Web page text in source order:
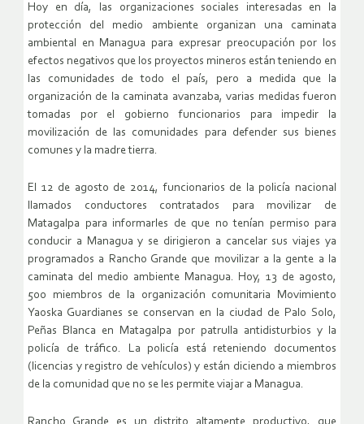
Hoy en día, las organizaciones sociales interesadas en la
protección del medio ambiente organizan una caminata
ambiental en Managua para expresar preocupación por los
efectos negativos que los proyectos mineros están teniendo en
las comunidades de todo el país, pero a medida que la
organización de la caminata avanzaba, varias medidas fueron
tomadas por el gobierno funcionarios para impedir la
movilización de las comunidades para defender sus bienes
comunes y la madre tierra.
El 12 de agosto de 2014, funcionarios de la policía nacional
llamados conductores contratados para movilizar de
Matagalpa para informarles de que no tenían permiso para
conducir a Managua y se dirigieron a cancelar sus viajes ya
programados a Rancho Grande que movilizar a la gente a la
caminata del medio ambiente Managua. Hoy, 13 de agosto,
500 miembros de la organización comunitaria Movimiento
Yaoska Guardianes se conservan en la ciudad de Palo Solo,
Peñas Blanca en Matagalpa por patrulla antidisturbios y la
policía de tráfico. La policía está reteniendo documentos
(licencias y registro de vehículos) y están diciendo a miembros
de la comunidad que no se les permite viajar a Managua.